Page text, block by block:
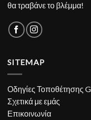
θα τραβάνε το βλέμμα!
SITEMAP
Οδηγίες Τοποθέτησης
Σχετικά με εμάς
Επικοινωνία